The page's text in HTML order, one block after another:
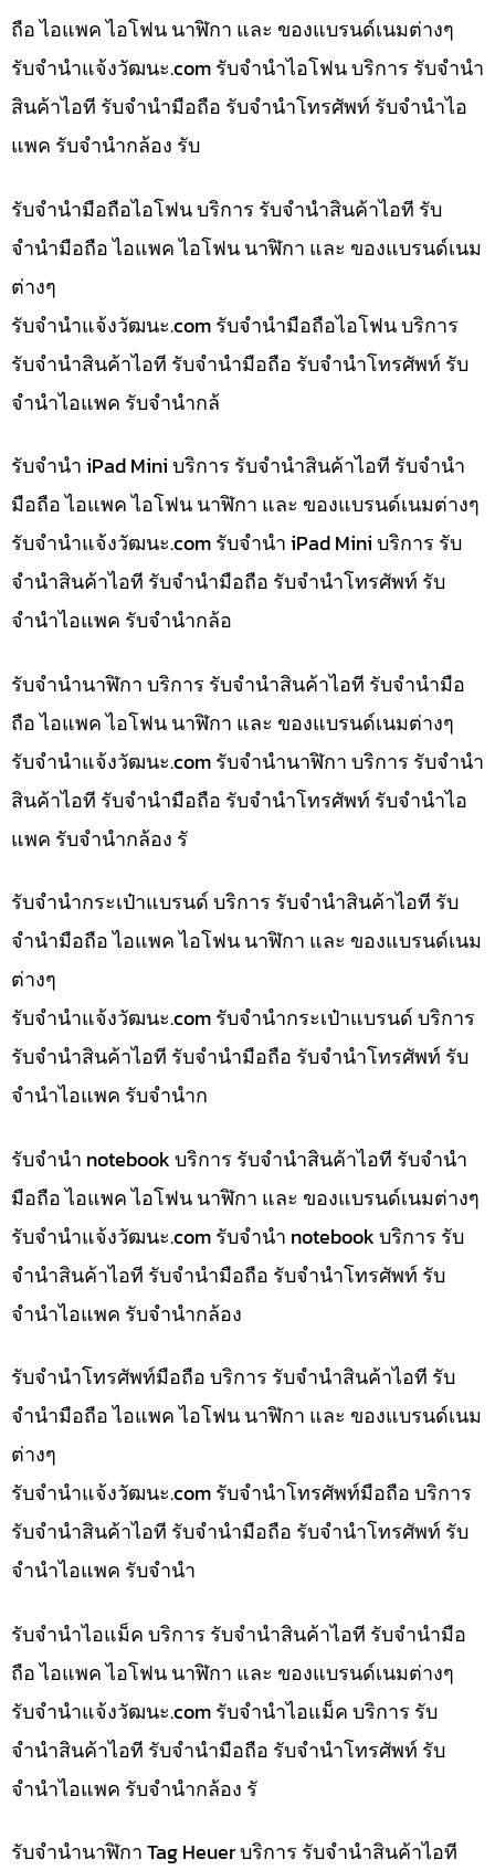
ถือ ไอแพค ไอโฟน นาฬิกา และ ของแบรนด์เนมต่างๆ
รับจํานําแจ้งวัฒนะ.com รับจำนำไอโฟน บริการ รับจำนำ
สินค้าไอที รับจำนำมือถือ รับจำนำโทรศัพท์ รับจำนำไอ
แพค รับจำนำกล้อง รับ
รับจำนำมือถือไอโฟน บริการ รับจำนำสินค้าไอที รับ
จำนำมือถือ ไอแพค ไอโฟน นาฬิกา และ ของแบรนด์เนม
ต่างๆ
รับจํานําแจ้งวัฒนะ.com รับจำนำมือถือไอโฟน บริการ
รับจำนำสินค้าไอที รับจำนำมือถือ รับจำนำโทรศัพท์ รับ
จำนำไอแพค รับจำนำกล้
รับจำนำ iPad Mini บริการ รับจำนำสินค้าไอที รับจำนำ
มือถือ ไอแพค ไอโฟน นาฬิกา และ ของแบรนด์เนมต่างๆ
รับจํานําแจ้งวัฒนะ.com รับจำนำ iPad Mini บริการ รับ
จำนำสินค้าไอที รับจำนำมือถือ รับจำนำโทรศัพท์ รับ
จำนำไอแพค รับจำนำกล้อ
รับจำนำนาฬิกา บริการ รับจำนำสินค้าไอที รับจำนำมือ
ถือ ไอแพค ไอโฟน นาฬิกา และ ของแบรนด์เนมต่างๆ
รับจํานําแจ้งวัฒนะ.com รับจำนำนาฬิกา บริการ รับจำนำ
สินค้าไอที รับจำนำมือถือ รับจำนำโทรศัพท์ รับจำนำไอ
แพค รับจำนำกล้อง รั
รับจำนำกระเป๋าแบรนด์ บริการ รับจำนำสินค้าไอที รับ
จำนำมือถือ ไอแพค ไอโฟน นาฬิกา และ ของแบรนด์เนม
ต่างๆ
รับจํานําแจ้งวัฒนะ.com รับจำนำกระเป๋าแบรนด์ บริการ
รับจำนำสินค้าไอที รับจำนำมือถือ รับจำนำโทรศัพท์ รับ
จำนำไอแพค รับจำนำก
รับจำนำ notebook บริการ รับจำนำสินค้าไอที รับจำนำ
มือถือ ไอแพค ไอโฟน นาฬิกา และ ของแบรนด์เนมต่างๆ
รับจํานําแจ้งวัฒนะ.com รับจำนำ notebook บริการ รับ
จำนำสินค้าไอที รับจำนำมือถือ รับจำนำโทรศัพท์ รับ
จำนำไอแพค รับจำนำกล้อง
รับจำนำโทรศัพท์มือถือ บริการ รับจำนำสินค้าไอที รับ
จำนำมือถือ ไอแพค ไอโฟน นาฬิกา และ ของแบรนด์เนม
ต่างๆ
รับจํานําแจ้งวัฒนะ.com รับจำนำโทรศัพท์มือถือ บริการ
รับจำนำสินค้าไอที รับจำนำมือถือ รับจำนำโทรศัพท์ รับ
จำนำไอแพค รับจำนำ
รับจำนำไอแม็ค บริการ รับจำนำสินค้าไอที รับจำนำมือ
ถือ ไอแพค ไอโฟน นาฬิกา และ ของแบรนด์เนมต่างๆ
รับจํานําแจ้งวัฒนะ.com รับจำนำไอแม็ค บริการ รับ
จำนำสินค้าไอที รับจำนำมือถือ รับจำนำโทรศัพท์ รับ
จำนำไอแพค รับจำนำกล้อง รั
รับจำนำนาฬิกา Tag Heuer บริการ รับจำนำสินค้าไอที